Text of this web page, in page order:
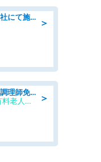
＞
工事・土木施工管理/総合技術商社にて施工管理のお仕事/即日勤務可/車通勤可/工事・土木施工管理/生産・品質管理
＞
「残業ほぼなし」調理スタッフ/調理師免許必須/正職員/日勤のみ/介護付き有料老人ホーム/社会保障完備
群馬郵便逓送 株式会社/介護付有料老人ホーム ふる里